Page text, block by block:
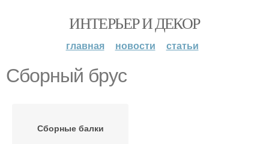
ИНТЕРЬЕР И ДЕКОР
главная новости статьи
Сборный брус
Сборные балки